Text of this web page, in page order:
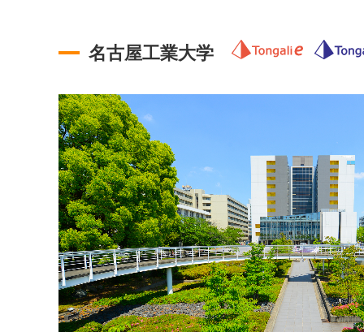
名古屋工業大学